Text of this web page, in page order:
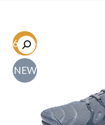
-56.7%
NEW